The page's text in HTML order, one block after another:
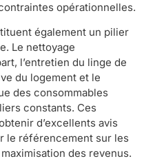
opérationnelles.
également un pilier
Le nettoyage
l’entretien du linge de
du logement et le
des consommables
constants. Ces
d’excellents avis
le référencement sur les
des revenus.